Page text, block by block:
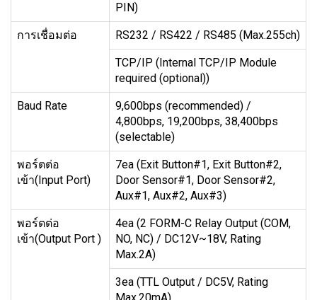
PIN)
การเชื่อมต่อ RS232 / RS422 / RS485 (Max.255ch)
TCP/IP (Internal TCP/IP Module
required (optional))
Baud Rate
9,600bps (recommended) /
4,800bps, 19,200bps, 38,400bps
(selectable)
พอร์ตต่อ
เข้า(Input Port)
7ea (Exit Button#1, Exit Button#2,
Door Sensor#1, Door Sensor#2,
Aux#1, Aux#2, Aux#3)
พอร์ตต่อ
เข้า(Output Port )
4ea (2 FORM-C Relay Output (COM,
NO, NC) / DC12V~18V, Rating
Max.2A)
3ea (TTL Output / DC5V, Rating